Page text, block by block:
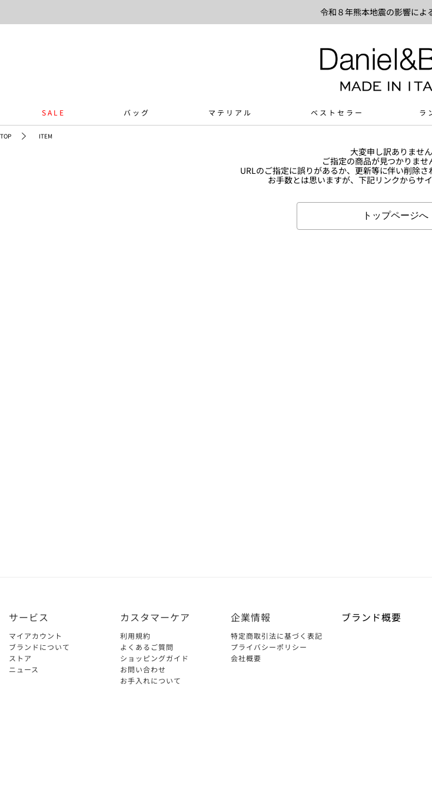
令和８年熊本地震の影響によ
SALE バッグ マテリアル ベストセラー ラ
TOP ITEM
大変申し訳ありません
ご指定の商品が見つかりませ
URLのご指定に誤りがあるか、更新等に伴い削除さ
お手数とは思いますが、下記リンクからサ
トップページへ
サービス
マイアカウント
ブランドについて
ストア
ニュース
カスタマーケア
利用規約
よくあるご質問
ショッピングガイド
お問い合わせ
お手入れについて
企業情報
特定商取引法に基づく表記
プライバシーポリシー
会社概要
ブランド概要